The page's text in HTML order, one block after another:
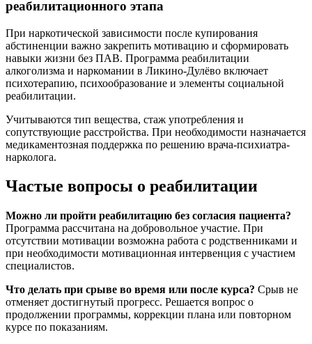
реабилитационного этапа
При наркотической зависимости после купирования
абстиненции важно закрепить мотивацию и сформировать
навыки жизни без ПАВ. Программа реабилитации
алкоголизма и наркомании в Ликино-Дулёво включает
психотерапию, психообразование и элементы социальной
реабилитации.
Учитываются тип вещества, стаж употребления и
сопутствующие расстройства. При необходимости назначается
медикаментозная поддержка по решению врача-психиатра-
нарколога.
Частые вопросы о реабилитации
Можно ли пройти реабилитацию без согласия пациента?
Программа рассчитана на добровольное участие. При
отсутствии мотивации возможна работа с родственниками и
при необходимости мотивационная интервенция с участием
специалистов.
Что делать при срыве во время или после курса? Срыв не
отменяет достигнутый прогресс. Решается вопрос о
продолжении программы, коррекции плана или повторном
курсе по показаниям.